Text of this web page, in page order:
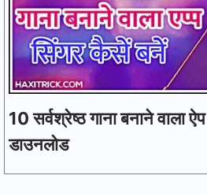
10 सर्वश्रेष्ठ गाना बनाने वाला
डाउनलोड